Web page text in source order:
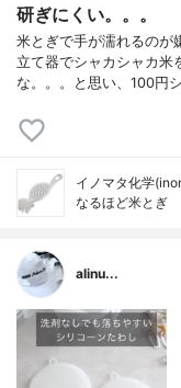
研ぎにくい。。。
米とぎで手が濡れるのが
立て器でシャカシャカ米
な。。。と思い、100円
イノマタ化学
なるほど米とぎ
alinu...